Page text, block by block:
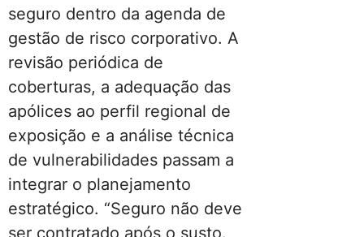
seguro dentro da agenda de
gestão de risco corporativo. A
revisão periódica de
coberturas, a adequação das
apólices ao perfil regional de
exposição e a análise técnica
de vulnerabilidades passam a
integrar o planejamento
estratégico. “Seguro não deve
ser contratado após o susto.